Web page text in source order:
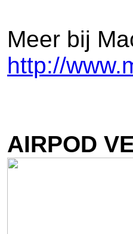
Meer bij
http://
AIRPOD